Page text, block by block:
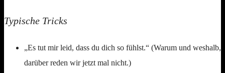
Typische Tricks
„Es tut mir leid, dass du dich so fühlst.“ (Warum und weshalb,
darüber reden wir jetzt mal nicht.)